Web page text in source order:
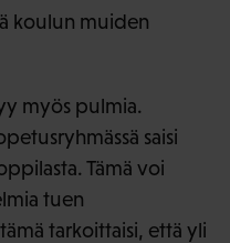
koulun muiden
myös pulmia.
saisi
Tämä voi
tuen
tarkoittaisi, että yli